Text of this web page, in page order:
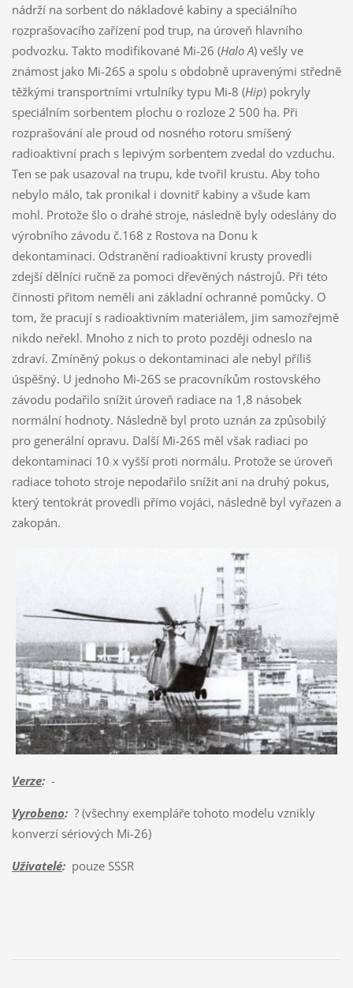
nádrží na sorbent do nákladové kabiny a speciálního
rozprašovacího zařízení pod trup, na úroveň hlavního
podvozku. Takto modifikované Mi-26 (Halo A) vešly ve
známost jako Mi-26S a spolu s obdobně upravenými středně
těžkými transportními vrtulníky typu Mi-8 (Hip) pokryly
speciálním sorbentem plochu o rozloze 2 500 ha. Při
rozprašování ale proud od nosného rotoru smíšený
radioaktivní prach s lepivým sorbentem zvedal do vzduchu.
Ten se pak usazoval na trupu, kde tvořil krustu. Aby toho
nebylo málo, tak pronikal i dovnitř kabiny a všude kam
mohl. Protože šlo o drahé stroje, následně byly odeslány do
výrobního závodu č.168 z Rostova na Donu k
dekontaminaci. Odstranění radioaktivní krusty provedli
zdejší dělníci ručně za pomoci dřevěných nástrojů. Při této
činnosti přitom neměli ani základní ochranné pomůcky. O
tom, že pracují s radioaktivním materiálem, jim samozřejmě
nikdo neřekl. Mnoho z nich to proto později odneslo na
zdraví. Zmíněný pokus o dekontaminaci ale nebyl příliš
úspěšný. U jednoho Mi-26S se pracovníkům rostovského
závodu podařilo snížit úroveň radiace na 1,8 násobek
normální hodnoty. Následně byl proto uznán za způsobilý
pro generální opravu. Další Mi-26S měl však radiaci po
dekontaminaci 10 x vyšší proti normálu. Protože se úroveň
radiace tohoto stroje nepodařilo snížit ani na druhý pokus,
který tentokrát provedli přímo vojáci, následně byl vyřazen a
zakopán.
Verze:-
Vyrobeno:? (všechny exempláře tohoto modelu vznikly
konverzí sériových Mi-26)
Uživatelé:pouze SSSR